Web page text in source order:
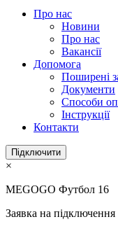
Про нас
Новини
Про нас
Вакансії
Допомога
Поширені
Документи
Способи
Інструкції
Контакти
Підключити
×
MEGOGO Футбол 16
Заявка на підключення